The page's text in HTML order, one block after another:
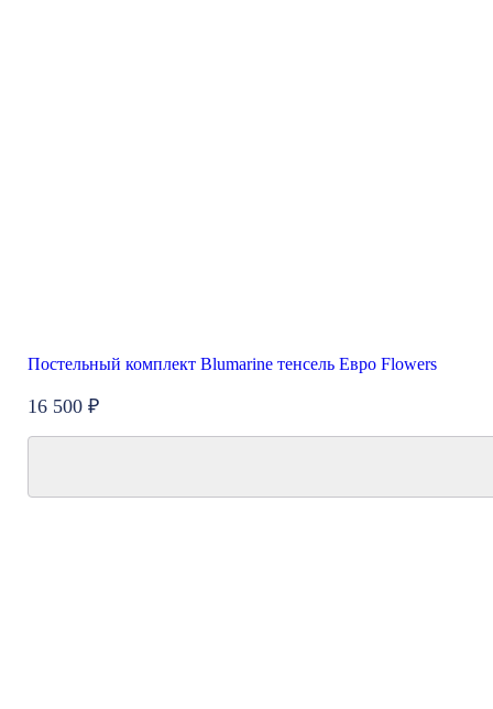
Постельный комплект Blumarine тенсель Евро Flowers
16 500 ₽